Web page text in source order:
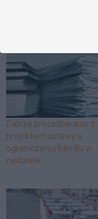
PRZECZYTAJ
Dalsze procedowanie z
projektem ustawy o
ograniczeniu handlu w
niedziele